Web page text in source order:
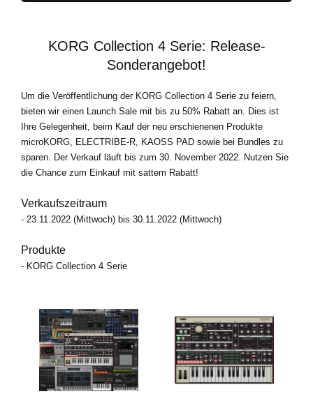
KORG Collection 4 Serie: Release-
Sonderangebot!
Um die Veröffentlichung der KORG Collection 4 Serie zu feiern,
bieten wir einen Launch Sale mit bis zu 50% Rabatt an. Dies ist
Ihre Gelegenheit, beim Kauf der neu erschienenen Produkte
microKORG, ELECTRIBE-R, KAOSS PAD sowie bei Bundles zu
sparen. Der Verkauf läuft bis zum 30. November 2022. Nutzen Sie
die Chance zum Einkauf mit sattem Rabatt!
Verkaufszeitraum
- 23.11.2022 (Mittwoch) bis 30.11.2022 (Mittwoch)
Produkte
- KORG Collection 4 Serie